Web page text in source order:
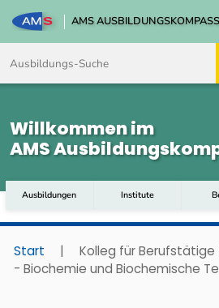
AMS AUSBILDUNGSKOMPASS
Willkommen im
AMS
Ausbildungen Institute
Start |
Kolleg für
- Biochemie und Biochemische